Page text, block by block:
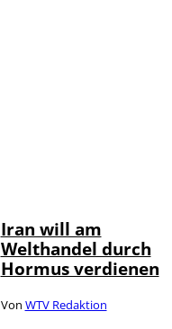
Iran will am
Welthandel durch
Hormus verdienen
Von WTV Redaktion